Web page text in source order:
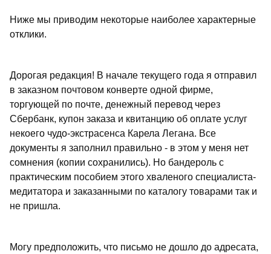
Ниже мы приводим некоторые наиболее характерные
отклики.
Дорогая редакция! В начале текущего года я отправил
в заказном почтовом конверте одной фирме,
торгующей по почте, денежный перевод через
Сбербанк, купон заказа и квитанцию об оплате услуг
некоего чудо-экстрасенса Карела Легана. Все
документы я заполнил правильно - в этом у меня нет
сомнения (копии сохранились). Но бандероль с
практическим пособием этого хваленого специалиста-
медитатора и заказанными по каталогу товарами так и
не пришла.
Могу предположить, что письмо не дошло до адресата,